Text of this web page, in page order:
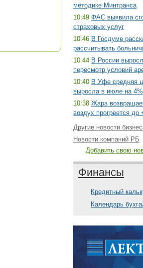
методике Минтранса
10:49 ФАС выявила
страховых услуг
10:46 В Госдуме
рассчитывать
10:44 В России
пересмотр условий
10:40 В Уфе средняя
выросла в июле на 4%
10:38 Жара
воздух прогреется до
Другие новости
Новости компаний РБ
Добавить свою
Финансы
Кредитный
Календарь